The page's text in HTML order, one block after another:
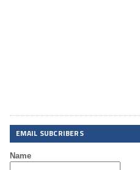
EMAIL SUBCRIBERS
Name